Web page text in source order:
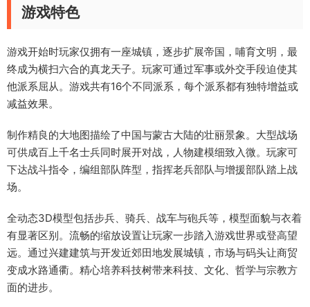
游戏特色
游戏开始时玩家仅拥有一座城镇，逐步扩展帝国，哺育文明，最
终成为横扫六合的真龙天子。玩家可通过军事或外交手段迫使其
他派系屈从。游戏共有16个不同派系，每个派系都有独特增益或
减益效果。
制作精良的大地图描绘了中国与蒙古大陆的壮丽景象。大型战场
可供成百上千名士兵同时展开对战，人物建模细致入微。玩家可
下达战斗指令，编组部队阵型，指挥老兵部队与增援部队踏上战
场。
全动态3D模型包括步兵、骑兵、战车与砲兵等，模型面貌与衣着
有显著区别。流畅的缩放设置让玩家一步踏入游戏世界或登高望
远。通过兴建建筑与开发近郊田地发展城镇，市场与码头让商贸
变成水路通衢。精心培养科技树带来科技、文化、哲学与宗教方
面的进步。